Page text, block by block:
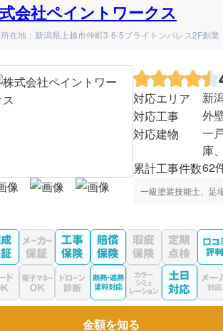
会社ペイントワークス
在地：新潟県上越市仲町3-6-5ブライトンパレス2F創業
対応エリア
新
対応工事
外
対応建物
一
庫
累計工事件数62
一級塗装技能士、足
金額を知る